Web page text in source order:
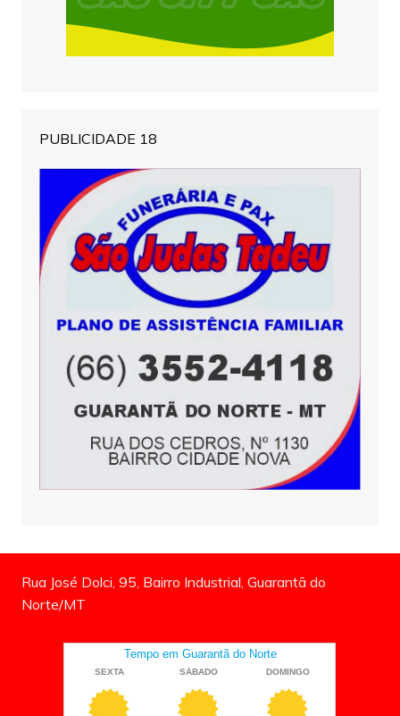
PUBLICIDADE 18
Rua José Dolci, 95, Bairro Industrial, Guarantã do
Norte/MT